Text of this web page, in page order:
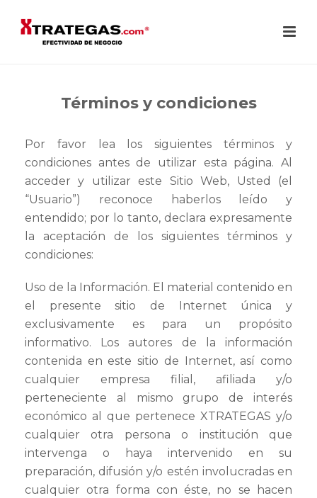
Términos y condiciones
Por favor lea los siguientes términos y
condiciones antes de utilizar esta página. Al
acceder y utilizar este Sitio Web, Usted (el
“Usuario”) reconoce haberlos leído y
entendido; por lo tanto, declara expresamente
la aceptación de los siguientes términos y
condiciones:
Uso de la Información. El material contenido en
el presente sitio de Internet única y
exclusivamente es para un propósito
informativo. Los autores de la información
contenida en este sitio de Internet, así como
cualquier empresa filial, afiliada y/o
perteneciente al mismo grupo de interés
económico al que pertenece XTRATEGAS y/o
cualquier otra persona o institución que
intervenga o haya intervenido en su
preparación, difusión y/o estén involucradas en
cualquier otra forma con éste, no se hacen